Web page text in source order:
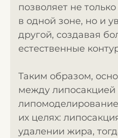
позволяет не
в одной зоне, но и
другой, создавая
естественные
Таким образом,
между липосакцией
их целях:
удалении жира,